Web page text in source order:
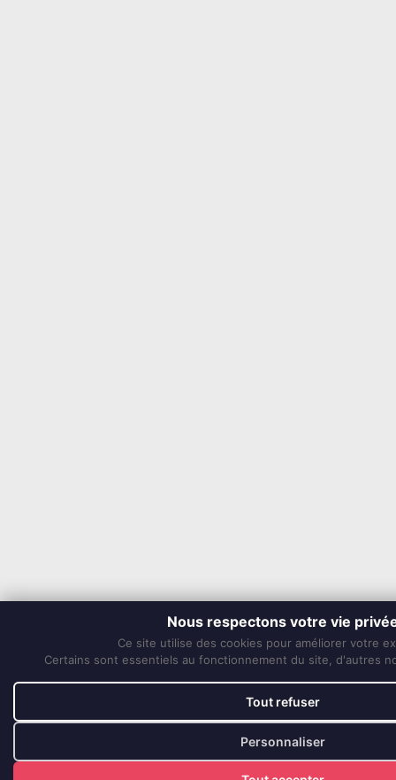
Nous respectons votre vie
Ce site utilise des cookies pour améliorer votre
Certains sont essentiels au fonctionnement du site, d'autres
Tout refuser
Personnaliser